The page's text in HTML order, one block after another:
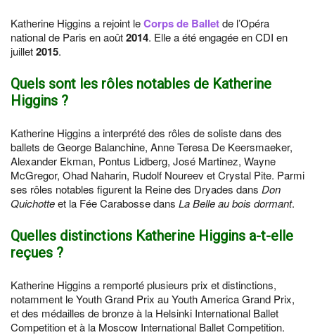
Katherine Higgins a rejoint leCorps de Balletde l’Opéra
national de Paris en août2014. Elle a été engagée en CDI en
juillet2015.
Quels sont les rôles notables de Katherine
Higgins ?
Katherine Higgins a interprété des rôles de soliste dans des
ballets de George Balanchine, Anne Teresa De Keersmaeker,
Alexander Ekman, Pontus Lidberg, José Martinez, Wayne
McGregor, Ohad Naharin, Rudolf Noureev et Crystal Pite. Parmi
ses rôles notables figurent la Reine des Dryades dans Don
Quichotteet la Fée Carabosse dans La Belle au bois dormant.
Quelles distinctions Katherine Higgins a-t-elle
reçues ?
Katherine Higgins a remporté plusieurs prix et distinctions,
notamment le Youth Grand Prix au Youth America Grand Prix,
et des médailles de bronze à la Helsinki International Ballet
Competition et à la Moscow International Ballet Competition.